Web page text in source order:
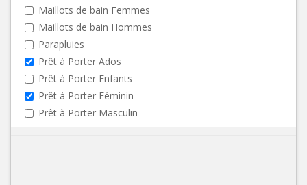
Maillots de bain Femmes
Maillots de bain Hommes
Parapluies
Prêt à Porter Ados
Prêt à Porter Enfants
Prêt à Porter Féminin
Prêt à Porter Masculin